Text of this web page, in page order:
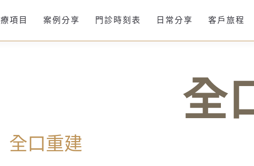
項目 案例分享 門診時刻表 日常分享 客戶旅程
全
全口重建